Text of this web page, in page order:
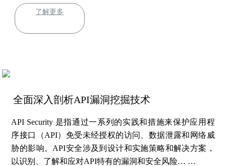
了解更多
全面深入剖析API漏洞挖掘技术
API Security 是指通过一系列的实践和措施来保护应用程
序接口（API）免受未经授权的访问、数据泄露和网络威
胁的影响。API安全涉及到设计和实施策略和解决方案，
以识别、了解和应对API特有的漏洞和安全风险… …